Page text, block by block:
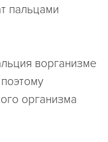
пальцами
ворганизме
организма